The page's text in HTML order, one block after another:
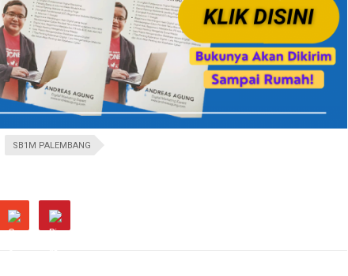
SB1M PALEMBANG